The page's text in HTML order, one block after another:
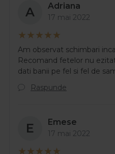
A Adriana
17 mai 2022
Am observat schimbari
Recomand fetelor nu
dati banii pe fel si fel de
Raspunde
E Emese
17 mai 2022